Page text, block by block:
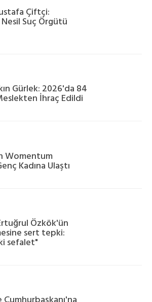
Çiftçi:
Suç Örgütü
Gürlek: 2026'da 84
İhraç Edildi
Womentum
Kadına Ulaştı
Özkök'ün
sert tepki:
sefalet"